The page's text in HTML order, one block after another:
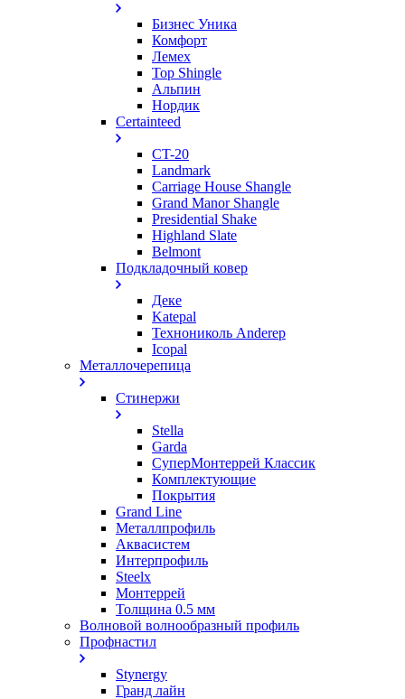
Бизнес Уника
Комфорт
Лемех
Top Shingle
Альпин
Нордик
Certainteed
CT-20
Landmark
Carriage House Shangle
Grand Manor Shangle
Presidential Shake
Highland Slate
Belmont
Подкладочный ковер
Деке
Katepal
Технониколь Anderep
Icopal
Металлочерепица
Стинержи
Stella
Garda
СуперМонтеррей Классик
Комплектующие
Покрытия
Grand Line
Металлпрофиль
Аквасистем
Интерпрофиль
Steelx
Монтеррей
Толщина 0.5 мм
Волновой волнообразный профиль
Профнастил
Stynergy
Гранд лайн